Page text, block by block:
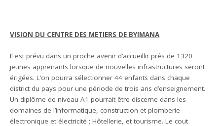
VISION DU CENTRE DES METIERS DE BYIMANA
Il est prévu dans un proche avenir d’accueillir prés de 1320
jeunes apprenants lorsque de nouvelles infrastructures seront
érigées. L’on pourra sélectionner 44 enfants dans chaque
district du pays pour une période de trois ans d’enseignement.
Un diplôme de niveau A1 pourrait être discerne dans les
domaines de l’informatique, construction et plomberie
électronique et électricité ; Hôtellerie, et tourisme. Le cout